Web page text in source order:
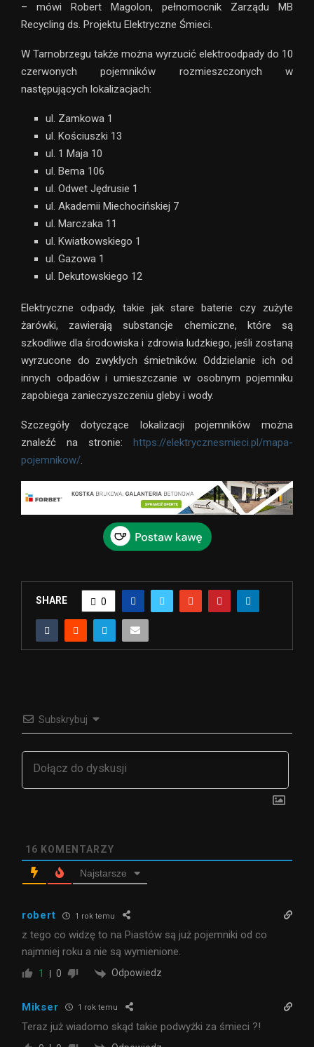
– mówi Robert Magolon, pełnomocnik Zarządu MB
Recycling ds. Projektu Elektryczne Śmieci.
W Tarnobrzegu także można wyrzucić elektroodpady do 10
czerwonych pojemników rozmieszczonych w
następujących lokalizacjach:
ul. Zamkowa 1
ul. Kościuszki 13
ul. 1 Maja 10
ul. Bema 106
ul. Odwet Jędrusie 1
ul. Akademii Miechocińskiej 7
ul. Marczaka 11
ul. Kwiatkowskiego 1
ul. Gazowa 1
ul. Dekutowskiego 12
Elektryczne odpady, takie jak stare baterie czy zużyte
żarówki, zawierają substancje chemiczne, które są
szkodliwe dla środowiska i zdrowia ludzkiego, jeśli zostaną
wyrzucone do zwykłych śmietników. Oddzielanie ich od
innych odpadów i umieszczanie w osobnym pojemniku
zapobiega zanieczyszczeniu gleby i wody.
Szczegóły dotyczące lokalizacji pojemników można
znaleźć na stronie:
https://elektrycznesmieci.pl/mapa-
pojemnikow/.
SHARE 0
Subskrybuj
16 KOMENTARZY
Najstarsze
robert 1 rok temu
z tego co widzę to na Piastów są już pojemniki od co
najmniej roku a nie są wymienione.
1 0 Odpowiedz
Mikser 1 rok temu
Teraz już wiadomo skąd takie podwyżki za śmieci ?!